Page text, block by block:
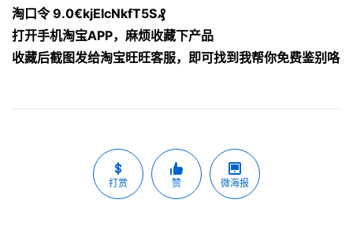
淘口令 9.0€kjEIcNkfT5S₰
打开手机淘宝APP，麻烦收藏下产品
收藏后截图发给淘宝旺旺客服，即可找到我帮你免费鉴别咯
打赏 赞 微海报